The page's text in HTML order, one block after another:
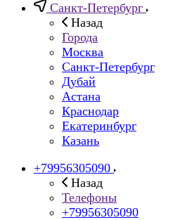
Санкт-Петербург
Назад
Города
Москва
Санкт-Петербург
Дубай
Астана
Краснодар
Екатеринбург
Казань
+79956305090
Назад
Телефоны
+79956305090